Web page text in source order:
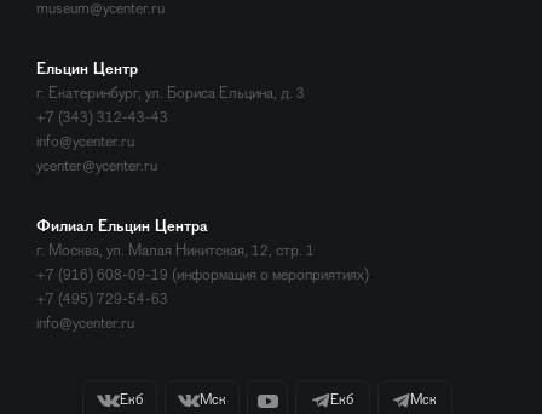
museum@ycenter.ru
Ельцин Центр
г. Екатеринбург, ул. Бориса Ельцина, д. 3
+7 (343) 312-43-43
info@ycenter.ru
ycenter@ycenter.ru
Филиал Ельцин Центра
г. Москва, ул. Малая Никитская, 12, стр. 1
+7 (916) 608-09-19 (информация о мероприятиях)
+7 (495) 729-54-63
info@ycenter.ru
Екб Мск Екб Мск